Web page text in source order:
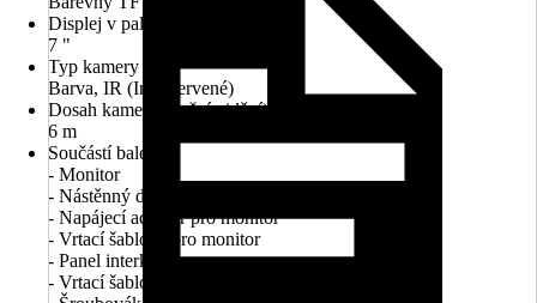
Displej v palcích
7 "
Typ kamery
Barva, IR (Infračervené)
Dosah kamery (noční vidění)
6 m
Součástí balení
- Monitor
- Nástěnný držák na monitor
- Napájecí adaptér pro monitor
- Vrtací šablona pro monitor
- Panel interkomu
- Vrtací šablona pro panel interkomu